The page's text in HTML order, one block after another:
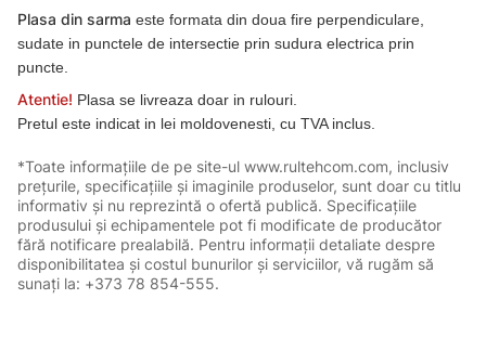
Plasa din sarma este formata din doua fire perpendiculare,
sudate in punctele de intersectie prin sudura electrica prin
puncte.
Atentie! Plasa se livreaza doar in rulouri.
Pretul este indicat in lei moldovenesti, cu TVA inclus.
*Toate informațiile de pe site-ul www.rultehcom.com, inclusiv
prețurile, specificațiile și imaginile produselor, sunt doar cu titlu
informativ și nu reprezintă o ofertă publică. Specificațiile
produsului și echipamentele pot fi modificate de producător
fără notificare prealabilă. Pentru informații detaliate despre
disponibilitatea și costul bunurilor și serviciilor, vă rugăm să
sunați la: +373 78 854-555.